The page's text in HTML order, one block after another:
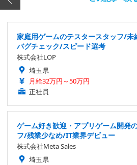
家庭用ゲームのテスタースタッフ/
バグチェック/スピード選考
株式会社LOP
埼玉県
月給32万円～50万円
正社員
ゲーム好き歓迎・アプリゲーム開発
フ/残業少なめ/IT業界デビュー
株式会社Meta Sales
埼玉県